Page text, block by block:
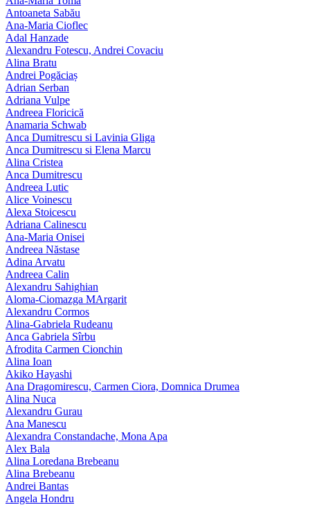
Antoaneta Sabău
Ana-Maria Cioflec
Adal Hanzade
Alexandru Fotescu, Andrei Covaciu
Alina Bratu
Andrei Pogăciaș
Adrian Serban
Adriana Vulpe
Andreea Floricică
Anamaria Schwab
Anca Dumitrescu si Lavinia Gliga
Anca Dumitrescu si Elena Marcu
Alina Cristea
Anca Dumitrescu
Andreea Lutic
Alice Voinescu
Alexa Stoicescu
Adriana Calinescu
Ana-Maria Onisei
Andreea Năstase
Adina Arvatu
Andreea Calin
Alexandru Sahighian
Aloma-Ciomazga MArgarit
Alexandru Cormos
Alina-Gabriela Rudeanu
Anca Gabriela Sîrbu
Afrodita Carmen Cionchin
Alina Ioan
Akiko Hayashi
Ana Dragomirescu, Carmen Ciora, Domnica Drumea
Alina Nuca
Alexandru Gurau
Ana Manescu
Alexandra Constandache, Mona Apa
Alex Bala
Alina Loredana Brebeanu
Alina Brebeanu
Andrei Bantas
Angela Hondru